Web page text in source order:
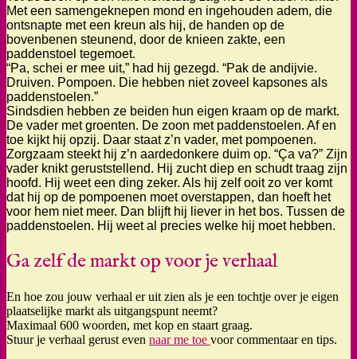
Met een samengeknepen mond en ingehouden adem, die
ontsnapte met een kreun als hij, de handen op de
bovenbenen steunend, door de knieen zakte, een
paddenstoel tegemoet.
“Pa, schei er mee uit,” had hij gezegd. “Pak de andijvie.
Druiven. Pompoen. Die hebben niet zoveel kapsones als
paddenstoelen.”
Sindsdien hebben ze beiden hun eigen kraam op de markt.
De vader met groenten. De zoon met paddenstoelen. Af en
toe kijkt hij opzij. Daar staat z’n vader, met pompoenen.
Zorgzaam steekt hij z’n aardedonkere duim op. “Ça va?” Zijn
vader knikt geruststellend. Hij zucht diep en schudt traag zijn
hoofd. Hij weet een ding zeker. Als hij zelf ooit zo ver komt
dat hij op de pompoenen moet overstappen, dan hoeft het
voor hem niet meer. Dan blijft hij liever in het bos. Tussen de
paddenstoelen. Hij weet al precies welke hij moet hebben.
Ga zelf de markt op voor je verhaal
En hoe zou jouw verhaal er uit zien als je een tochtje over je eigen
plaatselijke markt als uitgangspunt neemt?
Maximaal 600 woorden, met kop en staart graag.
Stuur je verhaal gerust even naar me toe voor commentaar en tips.